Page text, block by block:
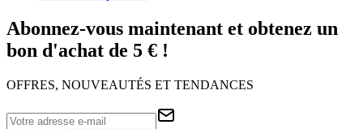
Abonnez-vous maintenant et obtenez un
bon d'achat de 5 € !
OFFRES, NOUVEAUTÉS ET TENDANCES